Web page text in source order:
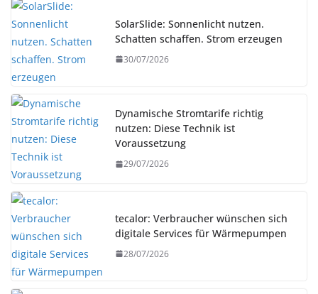
SolarSlide: Sonnenlicht nutzen.
Schatten schaffen. Strom erzeugen
30/07/2026
Dynamische Stromtarife richtig
nutzen: Diese Technik ist
Voraussetzung
29/07/2026
tecalor: Verbraucher wünschen sich
digitale Services für Wärmepumpen
28/07/2026